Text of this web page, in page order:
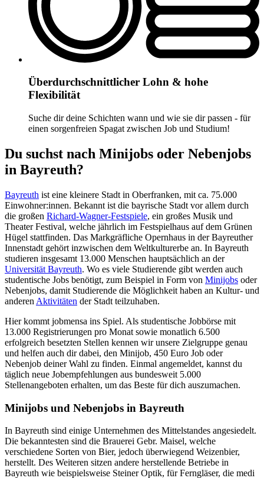
Überdurchschnittlicher Lohn & hohe
Flexibilität
Suche dir deine Schichten wann und wie sie dir passen - für
einen sorgenfreien Spagat zwischen Job und Studium!
Du suchst nach Minijobs oder Nebenjobs
in Bayreuth?
Bayreuth ist eine kleinere Stadt in Oberfranken, mit ca. 75.000
Einwohner:innen. Bekannt ist die bayrische Stadt vor allem durch
die großen Richard-Wagner-Festspiele, ein großes Musik und
Theater Festival, welche jährlich im Festspielhaus auf dem Grünen
Hügel stattfinden. Das Markgräfliche Opernhaus in der Bayreuther
Innenstadt gehört inzwischen dem Weltkulturerbe an. In Bayreuth
studieren insgesamt 13.000 Menschen hauptsächlich an der
Universität Bayreuth. Wo es viele Studierende gibt werden auch
studentische Jobs benötigt, zum Beispiel in Form von Minijobs oder
Nebenjobs, damit Studierende die Möglichkeit haben an Kultur- und
anderen Aktivitäten der Stadt teilzuhaben.
Hier kommt jobmensa ins Spiel. Als studentische Jobbörse mit
13.000 Registrierungen pro Monat sowie monatlich 6.500
erfolgreich besetzten Stellen kennen wir unsere Zielgruppe genau
und helfen auch dir dabei, den Minijob, 450 Euro Job oder
Nebenjob deiner Wahl zu finden. Einmal angemeldet, kannst du
täglich neue Jobempfehlungen aus bundesweit 5.000
Stellenangeboten erhalten, um das Beste für dich auszumachen.
Minijobs und Nebenjobs in Bayreuth
In Bayreuth sind einige Unternehmen des Mittelstandes angesiedelt.
Die bekanntesten sind die Brauerei Gebr. Maisel, welche
verschiedene Sorten von Bier, jedoch überwiegend Weizenbier,
herstellt. Des Weiteren sitzen andere herstellende Betriebe in
Bayreuth wie beispielsweise Steiner Optik, für Ferngläser, die medi